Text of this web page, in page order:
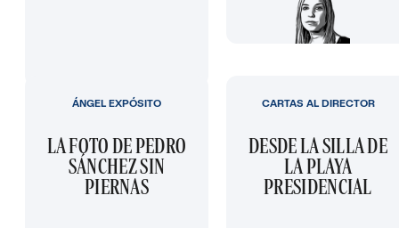
LA FOTO DE PEDRO
SÁNCHEZ SIN
PIERNAS
ÁNGEL EXPÓSITO
DESDE LA SILLA DE
LA PLAYA
PRESIDENCIAL
CARTAS AL DIRECTOR